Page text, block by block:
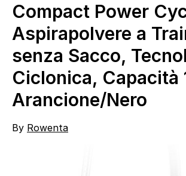
Compact Power
Aspirapolvere a
senza Sacco,
Ciclonica, Capacità
Arancione/Nero
By Rowenta